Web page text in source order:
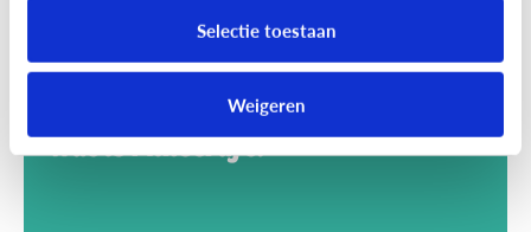
Selectie toestaan
Weigeren
Wat is Minecraft?